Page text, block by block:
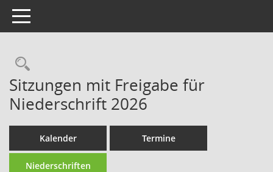
Toggle navigation
Rechercheauswahl
Sitzungen mit Freigabe für
Niederschrift 2026
Kalender Termine
Niederschriften